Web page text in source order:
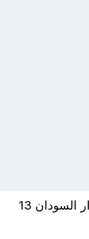
مصر - مصر تستضيف قمة دول جوار السودان 13